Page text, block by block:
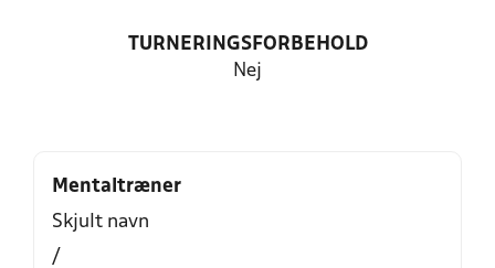
TURNERINGSFORBEHOLD
Nej
Mentaltræner
Skjult navn
/